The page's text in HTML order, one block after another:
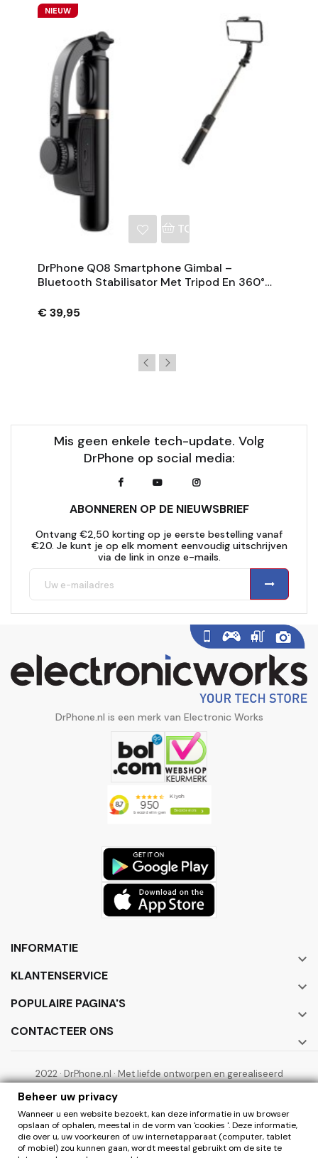
NIEUW
TOEVOEGEN AAN
DrPhone Q08 Smartphone Gimbal –
Bluetooth Stabilisator Met Tripod En 360°
€ 39,95
Mis geen enkele tech-update. Volg
DrPhone op social media:
ABONNEREN OP DE NIEUWSBRIEF
Ontvang €2,50 korting op je eerste bestelling vanaf
€20. Je kunt je op elk moment eenvoudig uitschrijven
via de link in onze e-mails.
DrPhone.nl is een merk van Electronic Works
INFORMATIE

KLANTENSERVICE

POPULAIRE PAGINA'S

CONTACTEER ONS

2022 · DrPhone.nl · Met liefde ontworpen en gerealiseerd
Beheer uw privacy
Wanneer u een website bezoekt, kan deze informatie in uw browser
opslaan of ophalen, meestal in de vorm van 'cookies '. Deze informatie,
die over u, uw voorkeuren of uw internetapparaat (computer, tablet
of mobiel) zou kunnen gaan, wordt meestal gebruikt om de site te